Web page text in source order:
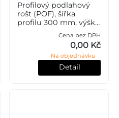
Profilový podlahový
rošt (POF), šířka
profilu 300 mm, výška
75 mm, síla 2,5 mm,
ocel S235JR (ST37.2
nebo také ČSN 11373)
bez povrchové úpravy.
Cena bez DPH
0,00 Kč
Na objednávku
Detail